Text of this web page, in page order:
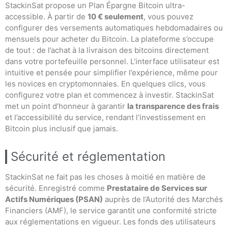
StackinSat propose un Plan Épargne Bitcoin ultra-
accessible. À partir de 10 € seulement, vous pouvez
configurer des versements automatiques hebdomadaires ou
mensuels pour acheter du Bitcoin. La plateforme s’occupe
de tout : de l’achat à la livraison des bitcoins directement
dans votre portefeuille personnel. L’interface utilisateur est
intuitive et pensée pour simplifier l’expérience, même pour
les novices en cryptomonnaies. En quelques clics, vous
configurez votre plan et commencez à investir. StackinSat
met un point d’honneur à garantir la transparence des frais
et l’accessibilité du service, rendant l’investissement en
Bitcoin plus inclusif que jamais.
Sécurité et réglementation
StackinSat ne fait pas les choses à moitié en matière de
sécurité. Enregistré comme Prestataire de Services sur
Actifs Numériques (PSAN) auprès de l’Autorité des Marchés
Financiers (AMF), le service garantit une conformité stricte
aux réglementations en vigueur. Les fonds des utilisateurs